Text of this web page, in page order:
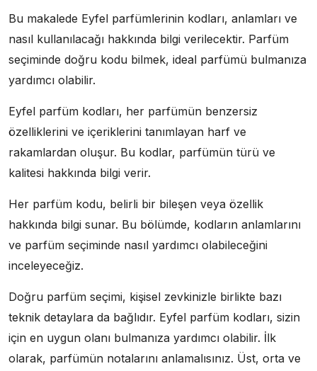
Bu makalede Eyfel parfümlerinin kodları, anlamları ve
nasıl kullanılacağı hakkında bilgi verilecektir. Parfüm
seçiminde doğru kodu bilmek, ideal parfümü bulmanıza
yardımcı olabilir.
Eyfel parfüm kodları, her parfümün benzersiz
özelliklerini ve içeriklerini tanımlayan harf ve
rakamlardan oluşur. Bu kodlar, parfümün türü ve
kalitesi hakkında bilgi verir.
Her parfüm kodu, belirli bir bileşen veya özellik
hakkında bilgi sunar. Bu bölümde, kodların anlamlarını
ve parfüm seçiminde nasıl yardımcı olabileceğini
inceleyeceğiz.
Doğru parfüm seçimi, kişisel zevkinizle birlikte bazı
teknik detaylara da bağlıdır. Eyfel parfüm kodları, sizin
için en uygun olanı bulmanıza yardımcı olabilir. İlk
olarak, parfümün notalarını anlamalısınız. Üst, orta ve